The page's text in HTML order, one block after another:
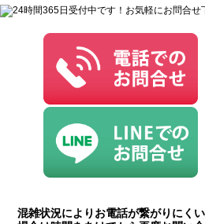
混雑状況によりお電話が繋がりにく